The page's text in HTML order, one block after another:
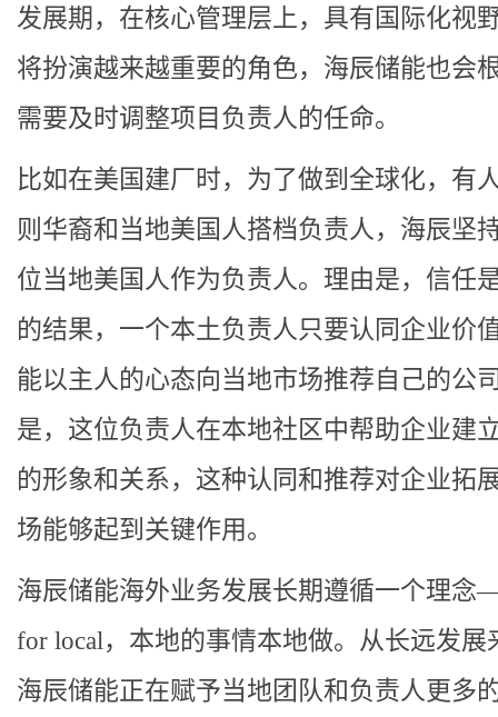
发展期，在核心管理层上，具有国际化视
将扮演越来越重要的角色，海辰储能也会
需要及时调整项目负责人的任命。
比如在美国建厂时，为了做到全球化，有
则华裔和当地美国人搭档负责人，海辰坚
位当地美国人作为负责人。理由是，信任
的结果，一个本土负责人只要认同企业价
能以主人的心态向当地市场推荐自己的公
是，这位负责人在本地社区中帮助企业建
的形象和关系，这种认同和推荐对企业拓
场能够起到关键作用。
海辰储能海外业务发展长期遵循一个理
for local，本地的事情本地做。从长远发展
海辰储能正在赋予当地团队和负责人更多